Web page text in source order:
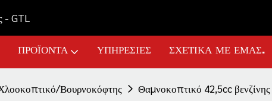
- GTL
ΠΡΟΪΌΝΤΑ ΥΠΗΡΕΣΊΕΣ ΣΧΕΤΙΚΆ ΜΕ ΕΜΆΣ.
Βουρνοκόφτης Θαμνοκοπτικό 42,5cc βενζίνης